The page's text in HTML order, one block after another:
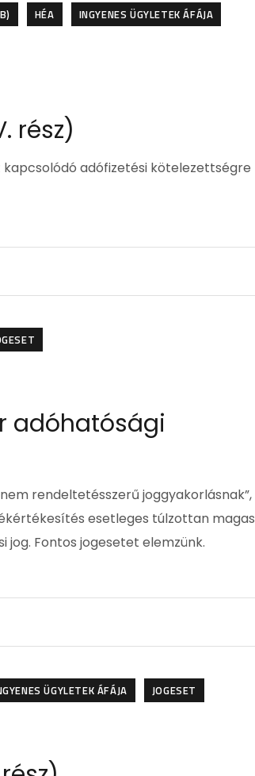
HÉA
INGYENES ÜGYLETEK ÁFÁJA
rész)
kapcsolódó adófizetési kötelezettségre
adóhatósági
rendeltetésszerű joggyakorlásnak”,
esetleges túlzottan magas
Fontos jogesetet elemzünk.
ÜGYLETEK ÁFÁJA JOGESET